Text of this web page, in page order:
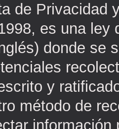
de Privacidad
es una ley
donde se
y
método de